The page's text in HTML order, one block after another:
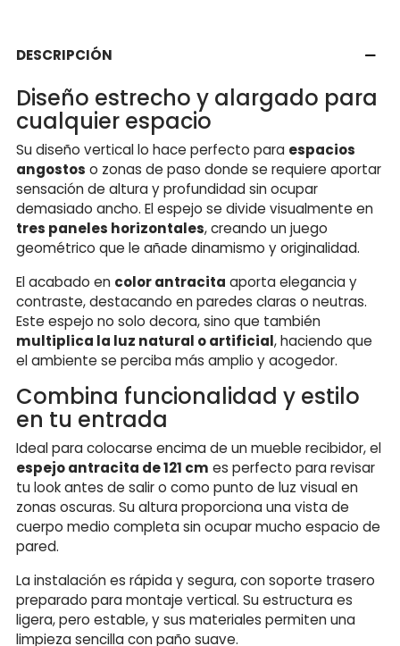
DESCRIPCIÓN
Diseño estrecho y alargado para
cualquier espacio
Su diseño vertical lo hace perfecto para espacios
angostos o zonas de paso donde se requiere aportar
sensación de altura y profundidad sin ocupar
demasiado ancho. El espejo se divide visualmente en
tres paneles horizontales, creando un juego
geométrico que le añade dinamismo y originalidad.
El acabado en color antracita aporta elegancia y
contraste, destacando en paredes claras o neutras.
Este espejo no solo decora, sino que también
multiplica la luz natural o artificial, haciendo que
el ambiente se perciba más amplio y acogedor.
Combina funcionalidad y estilo
en tu entrada
Ideal para colocarse encima de un mueble recibidor, el
espejo antracita de 121 cm es perfecto para revisar
tu look antes de salir o como punto de luz visual en
zonas oscuras. Su altura proporciona una vista de
cuerpo medio completa sin ocupar mucho espacio de
pared.
La instalación es rápida y segura, con soporte trasero
preparado para montaje vertical. Su estructura es
ligera, pero estable, y sus materiales permiten una
limpieza sencilla con paño suave.